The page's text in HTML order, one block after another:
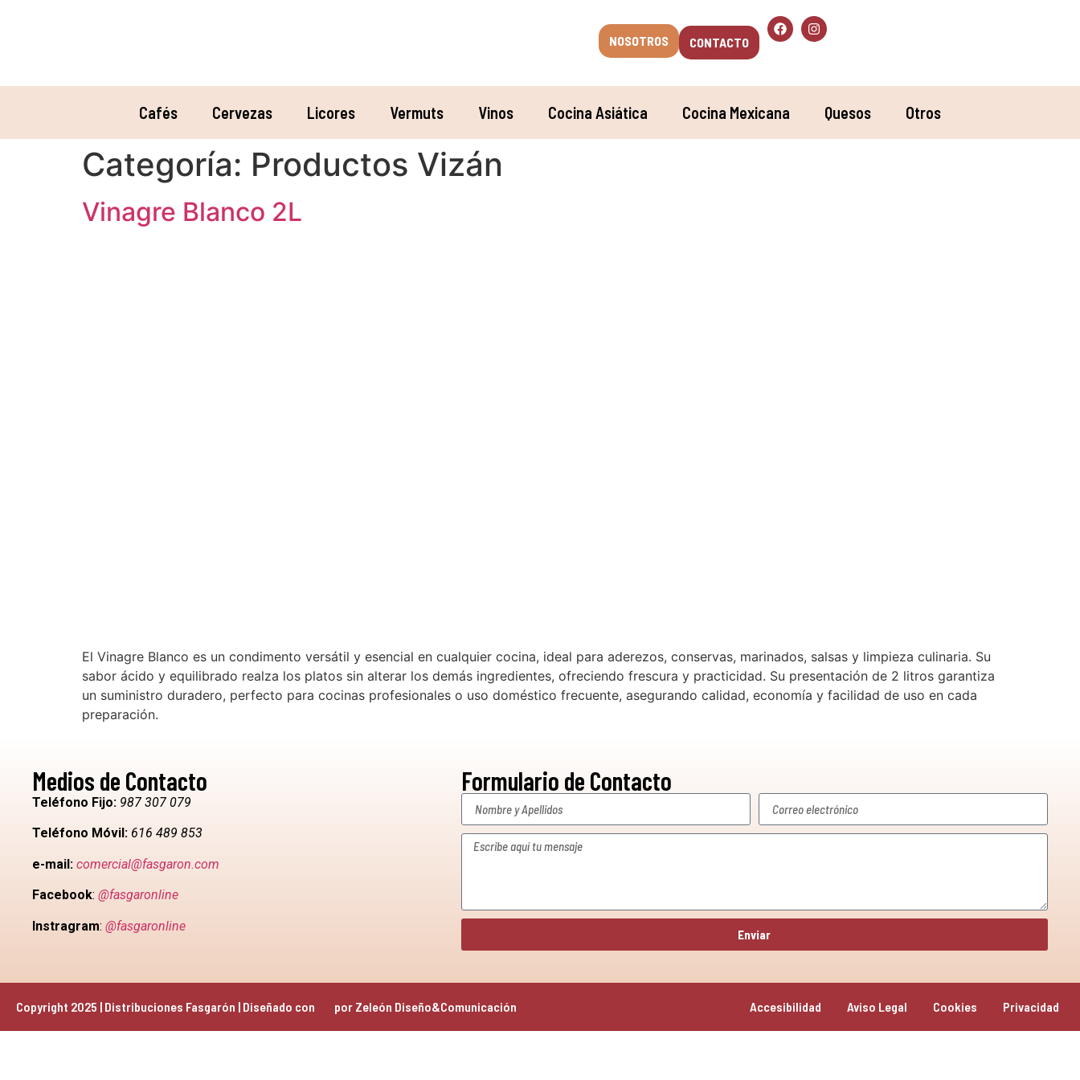
CONTACTO
NOSOTROS
Cafés Cervezas Licores Vermuts Vinos Cocina Asiática Cocina Mexicana Quesos Otros
Categoría: Productos Vizán
Vinagre Blanco 2L
El Vinagre Blanco es un condimento versátil y esencial en cualquier cocina, ideal para aderezos, conservas, marinados, salsas y limpieza culinaria. Su
sabor ácido y equilibrado realza los platos sin alterar los demás ingredientes, ofreciendo frescura y practicidad. Su presentación de 2 litros garantiza
un suministro duradero, perfecto para cocinas profesionales o uso doméstico frecuente, asegurando calidad, economía y facilidad de uso en cada
preparación.
Medios de Contacto
Teléfono Fijo: 987 307 079
Teléfono Móvil: 616 489 853
e-mail: comercial@fasgaron.com
Facebook: @fasgaronline
Instragram: @fasgaronline
Enviar
Formulario de Contacto
Copyright 2025 | Distribuciones Fasgarón | Diseñado con por Zeleón Diseño&Comunicación Accesibilidad Aviso Legal Cookies Privacidad